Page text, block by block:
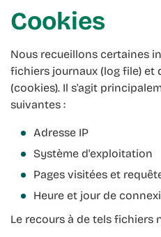
Cookies
Nous recueillons certaines informations par le biais de
fichiers journaux (log file) et
(cookies). Il s'agit
suivantes :
Adresse IP
Système d'exploitation
Pages visitées et
Heure et jour de
Le recours à de tels fichiers